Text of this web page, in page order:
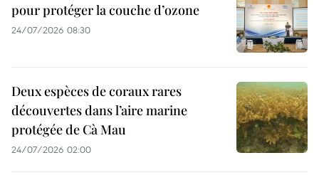
pour protéger la couche d’ozone
24/07/2026 08:30
Deux espèces de coraux rares
découvertes dans l’aire marine
protégée de Cà Mau
24/07/2026 02:00